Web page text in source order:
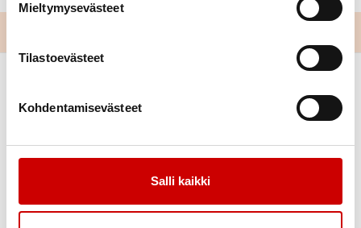
Mieltymysevästeet
Tilastoevästeet
Kohdentamisevästeet
Salli kaikki
Link to facebook
Link to twitter
Link to instagram
Link to youtube